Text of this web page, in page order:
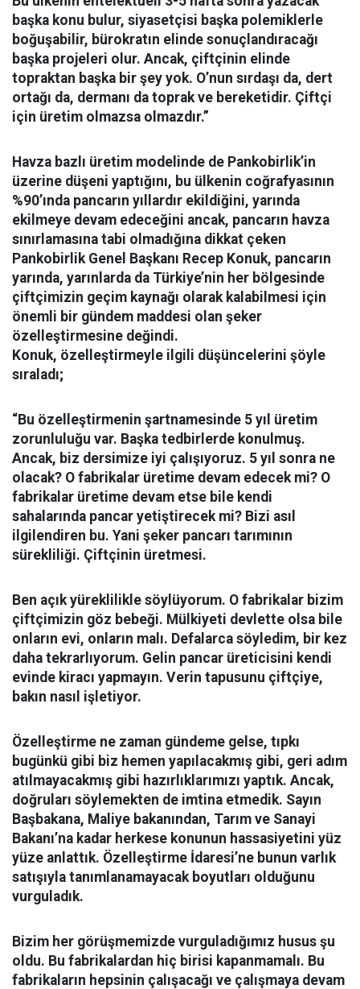
başka konu bulur, siyasetçisi başka polemiklerle
boğuşabilir, bürokratın elinde sonuçlandıracağı
başka projeleri olur. Ancak, çiftçinin elinde
topraktan başka bir şey yok. O’nun sırdaşı da, dert
ortağı da, dermanı da toprak ve bereketidir. Çiftçi
için üretim olmazsa olmazdır.”
Havza bazlı üretim modelinde de Pankobirlik’in
üzerine düşeni yaptığını, bu ülkenin coğrafyasının
%90’ında pancarın yıllardır ekildiğini, yarında
ekilmeye devam edeceğini ancak, pancarın havza
sınırlamasına tabi olmadığına dikkat çeken
Pankobirlik Genel Başkanı Recep Konuk, pancarın
yarında, yarınlarda da Türkiye’nin her bölgesinde
çiftçimizin geçim kaynağı olarak kalabilmesi için
önemli bir gündem maddesi olan şeker
özelleştirmesine değindi.
Konuk, özelleştirmeyle ilgili düşüncelerini şöyle
sıraladı;
“Bu özelleştirmenin şartnamesinde 5 yıl üretim
zorunluluğu var. Başka tedbirlerde konulmuş.
Ancak, biz dersimize iyi çalışıyoruz. 5 yıl sonra ne
olacak? O fabrikalar üretime devam edecek mi? O
fabrikalar üretime devam etse bile kendi
sahalarında pancar yetiştirecek mi? Bizi asıl
ilgilendiren bu. Yani şeker pancarı tarımının
sürekliliği. Çiftçinin üretmesi.
Ben açık yüreklilikle söylüyorum. O fabrikalar bizim
çiftçimizin göz bebeği. Mülkiyeti devlette olsa bile
onların evi, onların malı. Defalarca söyledim, bir kez
daha tekrarlıyorum. Gelin pancar üreticisini kendi
evinde kiracı yapmayın. Verin tapusunu çiftçiye,
bakın nasıl işletiyor.
Özelleştirme ne zaman gündeme gelse, tıpkı
bugünkü gibi biz hemen yapılacakmış gibi, geri adım
atılmayacakmış gibi hazırlıklarımızı yaptık. Ancak,
doğruları söylemekten de imtina etmedik. Sayın
Başbakana, Maliye bakanından, Tarım ve Sanayi
Bakanı’na kadar herkese konunun hassasiyetini yüz
yüze anlattık. Özelleştirme İdaresi’ne bunun varlık
satışıyla tanımlanamayacak boyutları olduğunu
vurguladık.
Bizim her görüşmemizde vurguladığımız husus şu
oldu. Bu fabrikalardan hiç birisi kapanmamalı. Bu
fabrikaların hepsinin çalışacağı ve çalışmaya devam